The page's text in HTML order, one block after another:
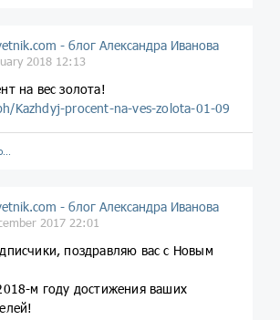
- блог Александра Иванова
2018 12:13
на вес золота!
Kazhdyj-procent-na-ves-zolota-01-09
- блог Александра Иванова
2017 22:01
поздравляю вас с Новым
м году достижения ваших